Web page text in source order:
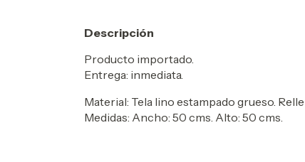
Descripción
Producto importado.
Entrega: inmediata.
Material: Tela lino estampado grueso.
Medidas: Ancho: 50 cms. Alto: 50 cms.